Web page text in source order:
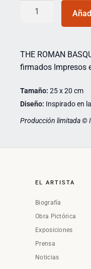
THE ROMAN
firmados Impresos
Tamaño: 25 x 20 cm
Diseño: Inspirado en
Producción limitada ©
EL ARTISTA
Biografía
Obra Pictórica
Exposiciones
Prensa
Noticias